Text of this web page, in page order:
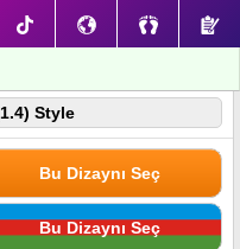
Style
Bu Dizaynı Seç
Bu Dizaynı Seç